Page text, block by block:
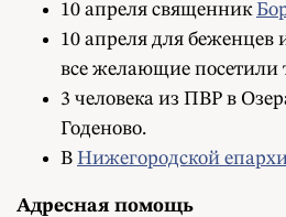
10 апреля священник
10 апреля для беженцев
все желающие посетили
3 человека из ПВР в
Годеново.
В Нижегородской
Адресная помощь